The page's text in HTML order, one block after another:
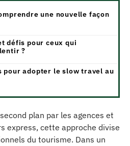
une nouvelle façon
défis pour ceux qui
?
pour adopter le slow travel au
plan par les agences et
express, cette approche divise
du tourisme. Dans un